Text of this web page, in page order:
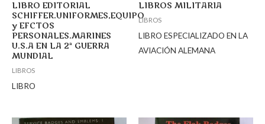
LIBRO EDITORIAL
SCHIFFER.UNIFORMES,EQUIPO
y EFCTOS
PERSONALES.MARINES
U.S.A EN LA 2ª GUERRA
MUNDIAL
LIBROS
LIBRO
LIBROS MILITARIA
LIBROS
LIBRO ESPECIALIZADO EN LA
AVIACIÓN ALEMANA